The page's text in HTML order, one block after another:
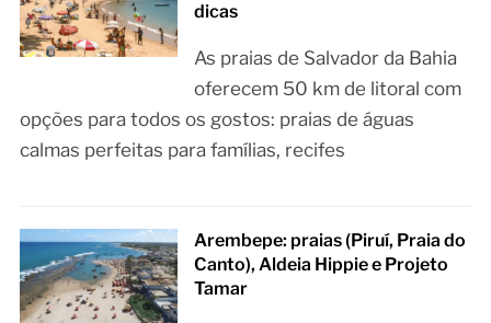
dicas
As praias de Salvador da Bahia
oferecem 50 km de litoral com
opções para todos os gostos: praias de águas
calmas perfeitas para famílias, recifes
Arembepe: praias (Piruí, Praia do
Canto), Aldeia Hippie e Projeto
Tamar